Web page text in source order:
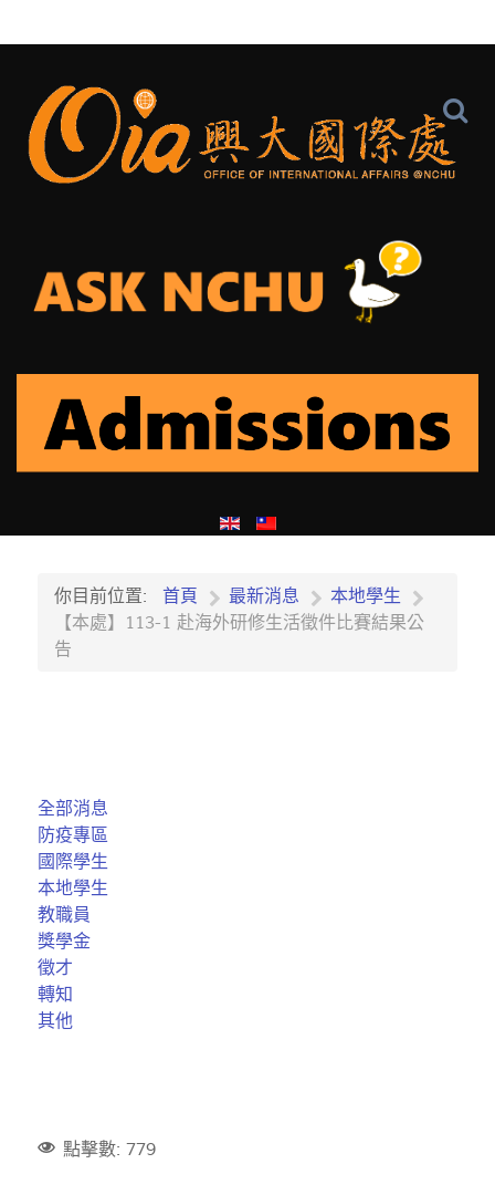
你目前位置: 首頁 最新消息
本地學生
​​​​​​【本處】113-1 赴海外研修生活徵件比賽結果公
告
全部消息
防疫專區
國際學生
本地學生
教職員
獎學金
徵才
轉知
其他
點擊數: 779